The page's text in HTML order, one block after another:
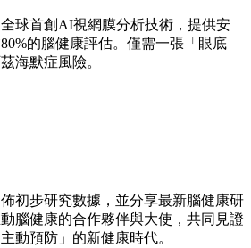
球首創AI視網膜分析技術，提供安
的腦健康評估。僅需一張「眼底
海默症風險。
初步研究數據，並分享最新腦健康研
腦健康的合作夥伴與大使，共同見證
動預防」的新健康時代。